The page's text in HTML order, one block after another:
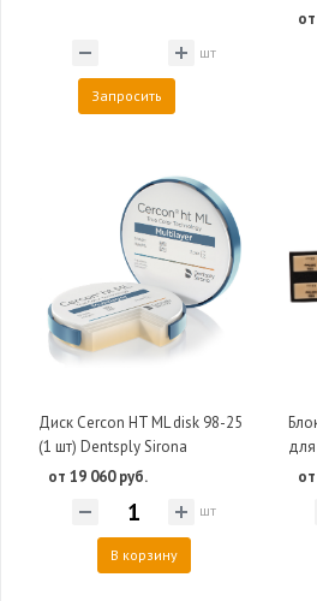
шт
Запросить
Диск Cercon HT ML disk 98-25
(1 шт) Dentsply Sirona
от 19 060 руб.
шт
В корзину
для